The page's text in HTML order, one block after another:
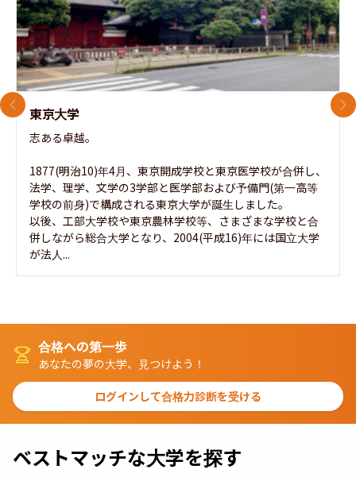
東京大学
志ある卓越。
1877(明治10)年4月、東京開成学校と東京医学校が合併し、
法学、理学、文学の3学部と医学部および予備門(第一高等
学校の前身)で構成される東京大学が誕生しました。
以後、工部大学校や東京農林学校等、さまざまな学校と合
併しながら総合大学となり、2004(平成16)年には国立大学
が法人...
前のスライド 次
合格への第一歩
あなたの夢の大学、見つけよう！
ログインして合格力診断を受ける
ベストマッチな大学を探す